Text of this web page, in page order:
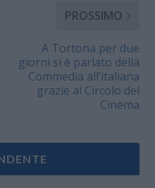
PROSSIMO
A Tortona per due
giorni si è parlato della
Commedia all’italiana
grazie al Circolo del
Cinema